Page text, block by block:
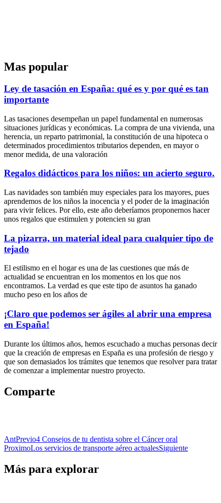
Mas popular
Ley de tasación en España: qué es y por qué es tan
importante
Las tasaciones desempeñan un papel fundamental en numerosas
situaciones jurídicas y económicas. La compra de una vivienda, una
herencia, un reparto patrimonial, la constitución de una hipoteca o
determinados procedimientos tributarios dependen, en mayor o
menor medida, de una valoración
Regalos didácticos para los niños: un acierto seguro.
Las navidades son también muy especiales para los mayores, pues
aprendemos de los niños la inocencia y el poder de la imaginación
para vivir felices. Por ello, este año deberíamos proponernos hacer
unos regalos que estimulen y potencien su gran
La pizarra, un material ideal para cualquier tipo de
tejado
El estilismo en el hogar es una de las cuestiones que más de
actualidad se encuentran en los momentos en los que nos
encontramos. La verdad es que este tipo de asuntos ha ganado
mucho peso en los años de
¡Claro que podemos ser ágiles al abrir una empresa
en España!
Durante los últimos años, hemos escuchado a muchas personas decir
que la creación de empresas en España es una profesión de riesgo y
que son demasiados los trámites que tenemos que resolver para tratar
de comenzar a implementar nuestro proyecto.
Comparte
AntPrevio4 Consejos de tu dentista sobre el Cáncer oral
ProximoLos servicios de transporte aéreo actualesSiguiente
Más para explorar